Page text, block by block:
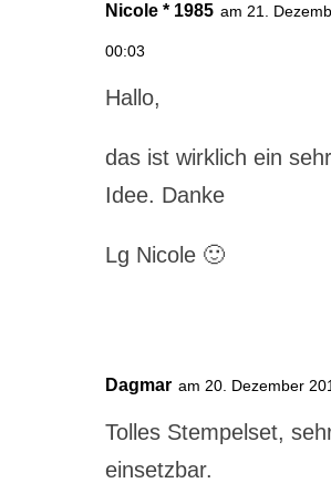
Nicole * 1985 am 21.
00:03
Hallo,
das ist wirklich ein
Idee. Danke
Lg Nicole 🙂
Dagmar am 20. Dezember
Tolles Stempelset,
einsetzbar.